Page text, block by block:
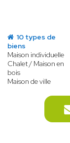
10 types de
biens
Maison individuelle
Chalet / Maison en
bois
Maison de ville